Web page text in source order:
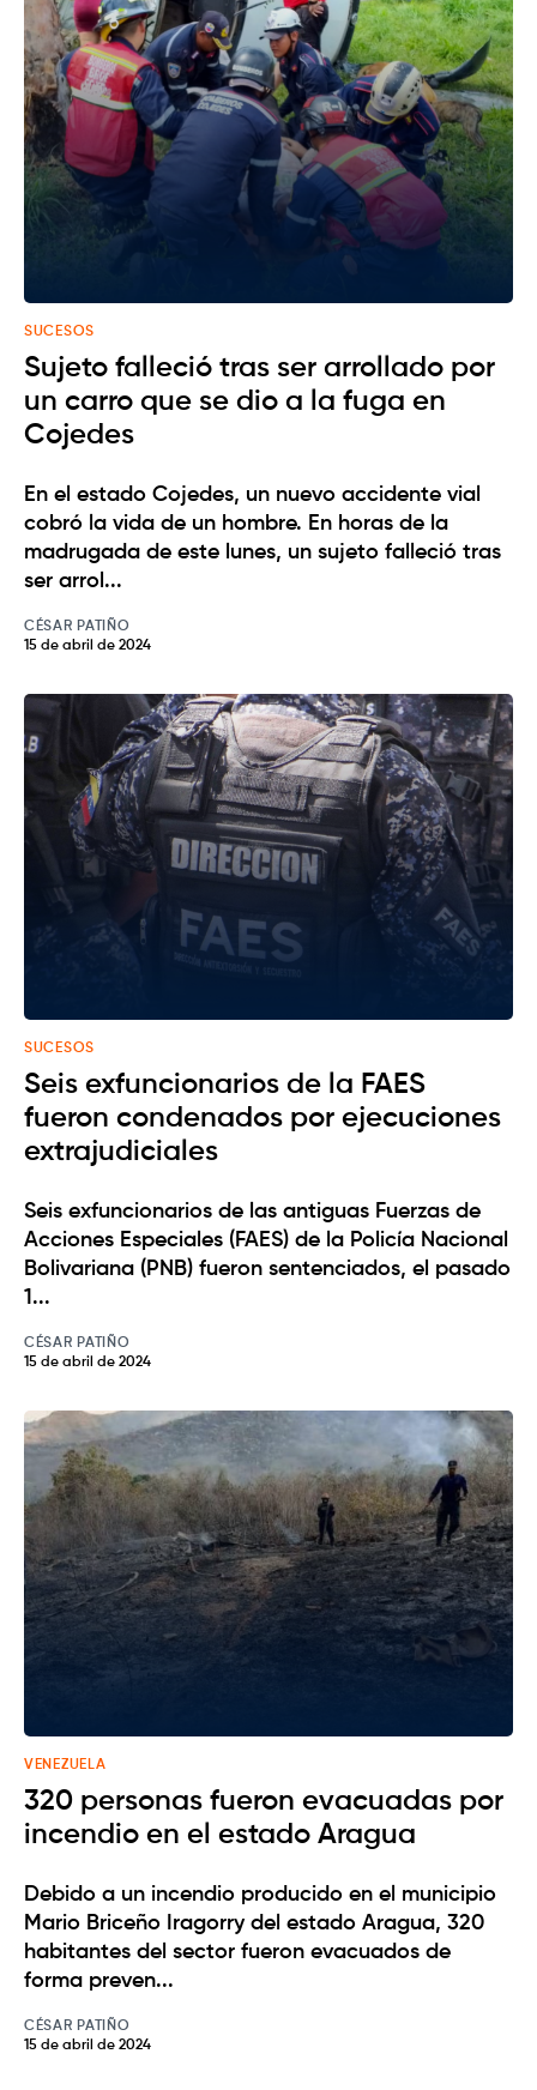
SUCESOS
Sujeto falleció tras ser arrollado por
un carro que se dio a la fuga en
Cojedes
En el estado Cojedes, un nuevo accidente vial
cobró la vida de un hombre. En horas de la
madrugada de este lunes, un sujeto falleció tras
ser arrol...
CÉSAR PATIÑO
15 de abril de 2024
SUCESOS
Seis exfuncionarios de la FAES
fueron condenados por ejecuciones
extrajudiciales
Seis exfuncionarios de las antiguas Fuerzas de
Acciones Especiales (FAES) de la Policía Nacional
Bolivariana (PNB) fueron sentenciados, el pasado
1...
CÉSAR PATIÑO
15 de abril de 2024
VENEZUELA
320 personas fueron evacuadas por
incendio en el estado Aragua
Debido a un incendio producido en el municipio
Mario Briceño Iragorry del estado Aragua, 320
habitantes del sector fueron evacuados de
forma preven...
CÉSAR PATIÑO
15 de abril de 2024